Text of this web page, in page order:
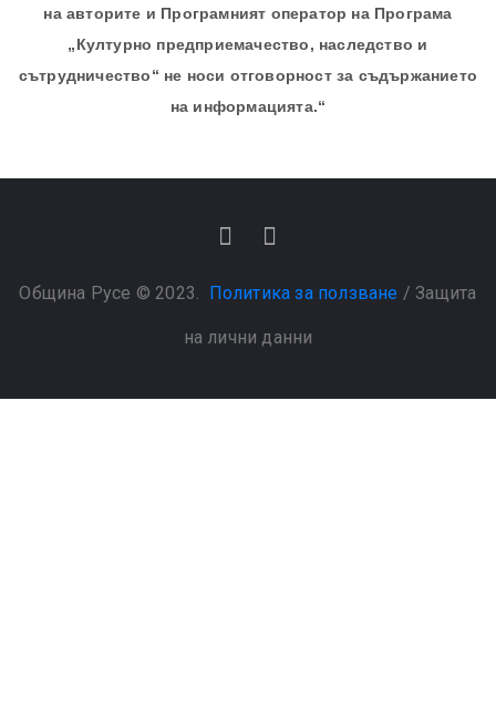
на авторите и Програмният оператор на Програма
„Културно предприемачество, наследство и
сътрудничество“ не носи отговорност за съдържанието
на информацията.“
Община Русе © 2023. Политика за ползване / Защита
на лични данни